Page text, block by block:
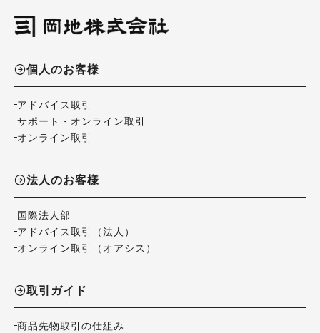
個人のお客様
アドバイス取引
サポート・オンライン取引
オンライン取引
法人のお客様
国際法人部
アドバイス取引（法人）
オンライン取引（オアシス）
取引ガイド
商品先物取引の仕組み